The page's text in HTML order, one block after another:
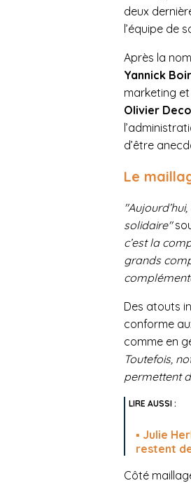
deux
l’équipe de
Après la
Yannick
marketing
Olivier
d’être
Le
solidaire"
c’est la
grands
Des atouts
conforme
comme en
Toutefois,
permettent
Julie
restent
Côté